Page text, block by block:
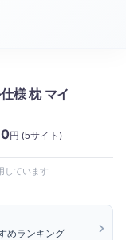
様 枕 マイ
円 (5サイト)
しています
めランキング